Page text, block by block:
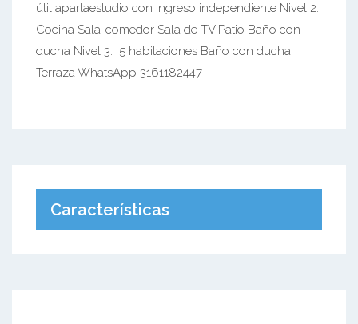
útil apartaestudio con ingreso independiente Nivel 2:
Cocina Sala-comedor Sala de TV Patio Baño con
ducha Nivel 3: 5 habitaciones Baño con ducha
Terraza WhatsApp 3161182447
Características